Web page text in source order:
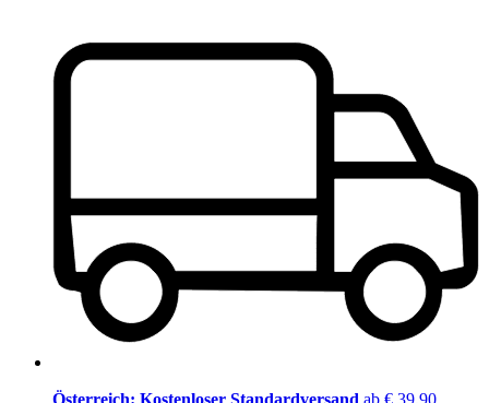
Österreich: Kostenloser Standardversand ab € 39,90